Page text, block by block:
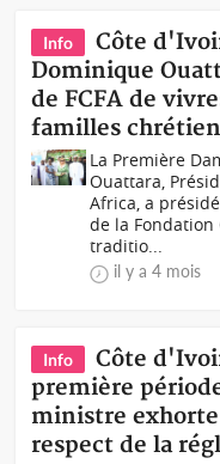
Info
Côte
Dominique
de FCFA de
familles
La Première
Ouattara,
Africa, a
de la Fondation
traditio...
il y a 4 mois
Info
Côte
première
ministre exhorte
respect de la